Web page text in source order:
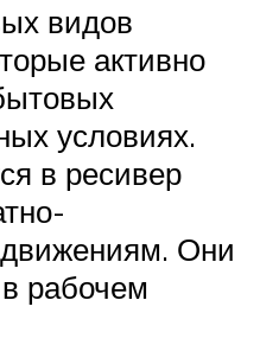
видов
активно
условиях.
в ресивер
Они
рабочем